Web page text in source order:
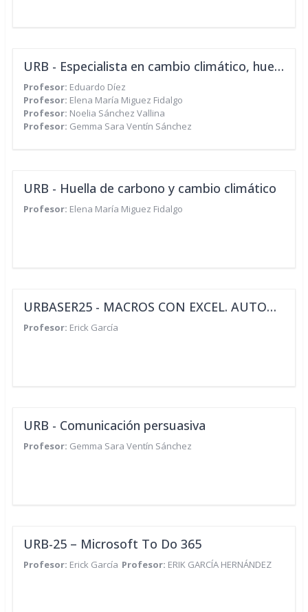
URB - Especialista en cambio climático, huella de carbono y economía circular
Profesor: Eduardo Díez
Profesor: Elena María Miguez Fidalgo
Profesor: Noelia Sánchez Vallina
Profesor: Gemma Sara Ventín Sánchez
URB - Huella de carbono y cambio climático
Profesor: Elena María Miguez Fidalgo
URBASER25 - MACROS CON EXCEL. AUTOMATIZACIÓN SIN PROGRAMACIÓN
Profesor: Erick García
URB - Comunicación persuasiva
Profesor: Gemma Sara Ventín Sánchez
URB-25 – Microsoft To Do 365
Profesor: Erick García Profesor: ERIK GARCÍA HERNÁNDEZ